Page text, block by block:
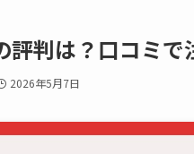
評判は？口コミ
2026年5月7日